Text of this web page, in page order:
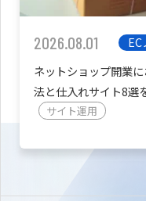
カ
2026.08.01
ネットショップ開業
法と仕入れサイト8選
サイト運用